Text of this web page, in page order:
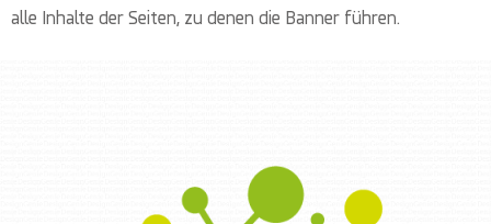
alle Inhalte der Seiten, zu denen die Banner führen.